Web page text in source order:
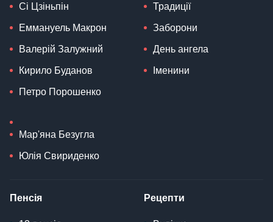
Сі Цзіньпін
Еммануель Макрон
Валерій Залужний
Кирило Буданов
Петро Порошенко
Мар'яна Безугла
Юлія Свириденко
Традиції
Заборони
День ангела
Іменини
Пенсія Рецепти